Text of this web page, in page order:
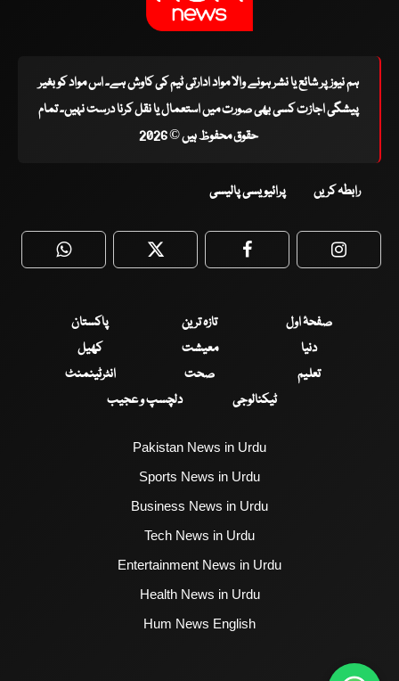
ہم نیوز پر شائع یا نشر ہونے والا مواد ادارتی ٹیم کی کاوش ہے۔ اس مواد کو بغیر
پیشگی اجازت کسی بھی صورت میں استعمال یا نقل کرنا درست نہیں۔ تمام
حقوق محفوظ ہیں © 2026
رابطہ کریں پرائیویسی پالیسی
WhatsApp Twitter Facebook
صفحۂ اول تازہ ترین
پاکستان
دنیا
معیشت
کھیل
تعلیم
صحت
انٹرٹینمنٹ
ٹیکنالوجی
دلچسپ و عجیب
Pakistan News in Urdu
Sports News in Urdu
Business News in Urdu
Tech News in Urdu
Entertainment News in Urdu
Health News in Urdu
Hum News English